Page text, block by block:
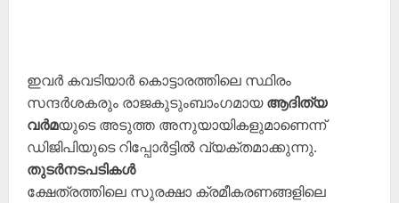
ഇവർ കവടിയാർ കൊട്ടാരത്തിലെ സ്ഥിരം
സന്ദർശകരും രാജകുടുംബാംഗമായആദിത്യ
വർമയുടെ അടുത്ത അനുയായികളുമാണെന്ന്
ഡിജിപിയുടെ റിപ്പോർട്ടിൽ വ്യക്തമാക്കുന്നു.
തുടർനടപടികൾ
ക്ഷേത്രത്തിലെ സുരക്ഷാ ക്രമീകരണങ്ങളിലെ